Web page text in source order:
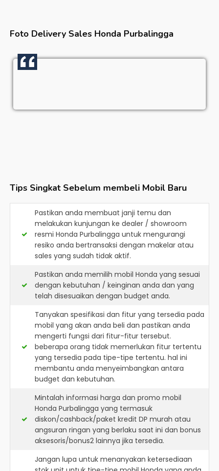
Foto Delivery Sales Honda Purbalingga
Tips Singkat Sebelum membeli Mobil Baru
Pastikan anda membuat janji temu dan
melakukan kunjungan ke dealer / showroom
resmi Honda Purbalingga untuk mengurangi
resiko anda bertransaksi dengan makelar atau
sales yang sudah tidak aktif.
Pastikan anda memilih mobil Honda yang sesuai
dengan kebutuhan / keinginan anda dan yang
telah disesuaikan dengan budget anda.
Tanyakan spesifikasi dan fitur yang tersedia pada
mobil yang akan anda beli dan pastikan anda
mengerti fungsi dari fitur-fitur tersebut.
beberapa orang tidak memerlukan fitur tertentu
yang tersedia pada tipe-tipe tertentu. hal ini
membantu anda menyeimbangkan antara
budget dan kebutuhan.
Mintalah informasi harga dan promo mobil
Honda Purbalingga yang termasuk
diskon/cashback/paket kredit DP murah atau
angsuran ringan yang berlaku saat ini dan bonus
aksesoris/bonus2 lainnya jika tersedia.
Jangan lupa untuk menanyakan ketersediaan